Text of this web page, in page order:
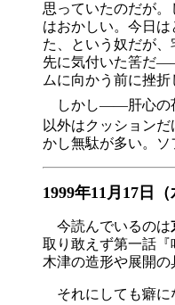
思っていたのだが
はおかしい。今日
た、という奴だが
先に気付いた筈だ
ムに向かう前に挫
しかし――肝心の
以外はクッション
かし無駄が多い。ソ
1999年11月17日（
今読んでいるのは
取り敢えず第一話
木津の造形や展開
それにしても癖に